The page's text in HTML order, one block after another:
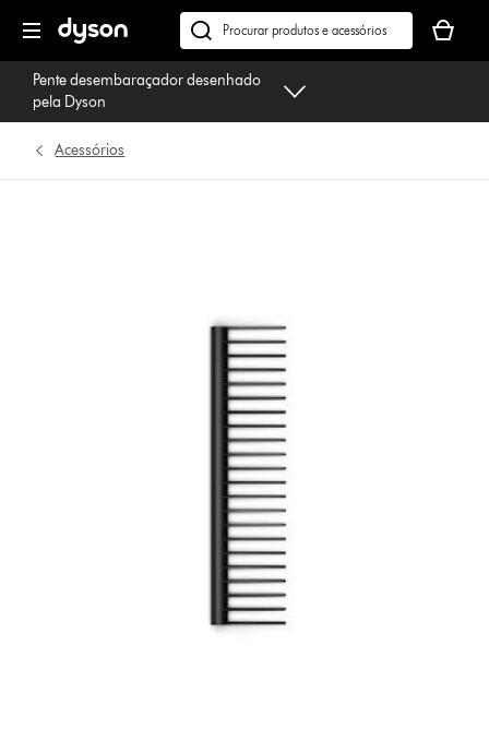
seguinte
Pesquisar
em
dyson.pt
seu
cesto
Pente desembaraçador desenhado
pela Dyson
Acessórios